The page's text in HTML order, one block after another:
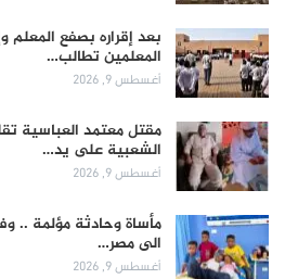
بعد إقراره بصفع المعلم
المعلمين تطالب…
أغسطس 9, 2026
مقتل معتمد العباسية
الشعبية على يد…
أغسطس 9, 2026
مأساة وحادثة مؤلمة ..
الى مصر…
أغسطس 9, 2026